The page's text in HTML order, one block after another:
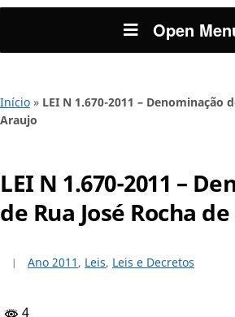
Open
Início » LEI N 1.670-2011 – Denominação
Araujo
LEI N 1.670-2011 –
de Rua José Rocha
Ano 2011 , Leis, Leis e Decretos
4